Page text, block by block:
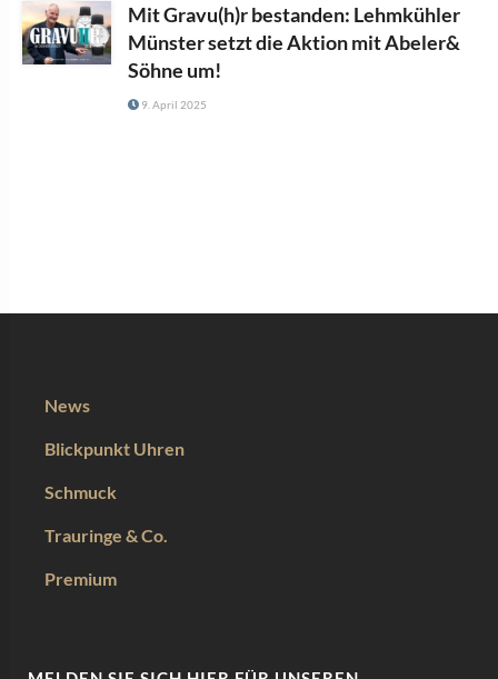
Mit Gravu(h)r bestanden: Lehmkühler
Münster setzt die Aktion mit Abeler&
Söhne um!
9. April 2025
News
Blickpunkt Uhren
Schmuck
Trauringe & Co.
Premium